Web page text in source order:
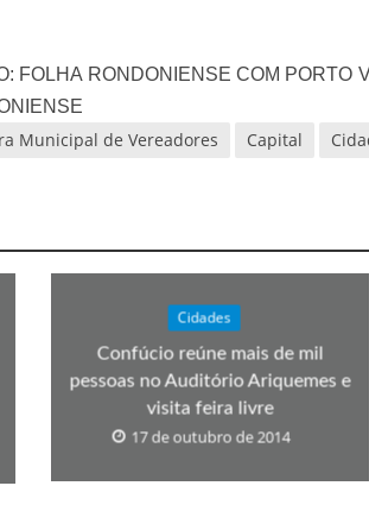
FOLHA RONDONIENSE COM PORTO
Municipal de Vereadores Capital
Cidades
Confúcio reúne mais de mil
pessoas no Auditório Ariquemes e
visita feira livre
17 de outubro de 2014